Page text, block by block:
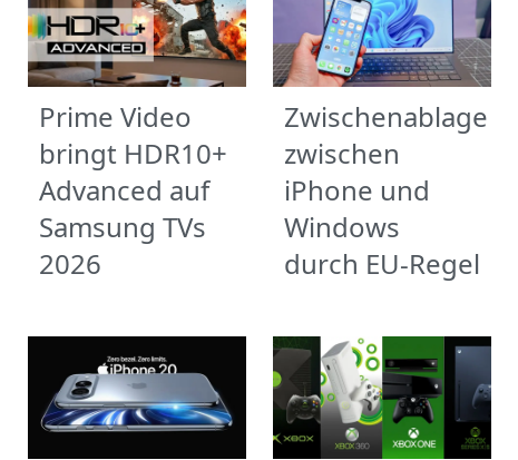
Prime Video
bringt HDR10+
Advanced auf
Samsung TVs
2026
Zwischenablage
zwischen
iPhone und
Windows
durch EU-Regel